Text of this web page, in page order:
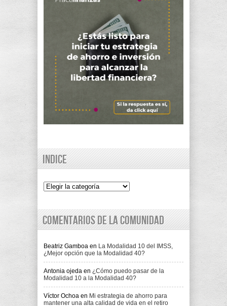
Indice
Indice
Comentarios de la comunidad
Beatriz Gamboa en La Modalidad 10 del IMSS,
¿Mejor opción que la Modalidad 40?
Antonia ojeda en ¿Cómo puedo pasar de la
Modalidad 10 a la Modalidad 40?
Víctor Ochoa en Mi estrategia de ahorro para
mantener una alta calidad de vida en el retiro